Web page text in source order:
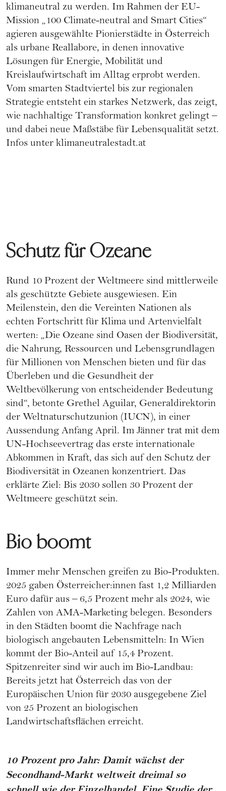
klimaneutral zu werden. Im Rahmen der EU-
Mission „100 Climate-neutral and Smart Cities“
agieren ausgewählte Pionierstädte in Österreich
als urbane Reallabore, in denen innovative
Lösungen für Energie, Mobilität und
Kreislaufwirtschaft im Alltag erprobt werden.
Vom smarten Stadtviertel bis zur regionalen
Strategie entsteht ein starkes Netzwerk, das zeigt,
wie nachhaltige Transformation konkret gelingt –
und dabei neue Maßstäbe für Lebensqualität setzt.
Infos unter klimaneutralestadt.at
Schutz für Ozeane
Rund 10 Prozent der Weltmeere sind mittlerweile
als geschützte Gebiete ausgewiesen. Ein
Meilenstein, den die Vereinten Nationen als
echten Fortschritt für Klima und Artenvielfalt
werten: „Die Ozeane sind Oasen der Biodiversität,
die Nahrung, Ressourcen und Lebensgrundlagen
für Millionen von Menschen bieten und für das
Überleben und die Gesundheit der
Weltbevölkerung von entscheidender Bedeutung
sind“, betonte Grethel Aguilar, Generaldirektorin
der Weltnaturschutzunion (IUCN), in einer
Aussendung Anfang April. Im Jänner trat mit dem
UN-Hochseevertrag das erste internationale
Abkommen in Kraft, das sich auf den Schutz der
Biodiversität in Ozeanen konzentriert. Das
erklärte Ziel: Bis 2030 sollen 30 Prozent der
Weltmeere geschützt sein.
Bio boomt
Immer mehr Menschen greifen zu Bio-Produkten.
2025 gaben Österreicher:innen fast 1,2 Milliarden
Euro dafür aus – 6,5 Prozent mehr als 2024, wie
Zahlen von AMA-Marketing belegen. Besonders
in den Städten boomt die Nachfrage nach
biologisch angebauten Lebensmitteln: In Wien
kommt der Bio-Anteil auf 15,4 Prozent.
Spitzenreiter sind wir auch im Bio-Landbau:
Bereits jetzt hat Österreich das von der
Europäischen Union für 2030 ausgegebene Ziel
von 25 Prozent an biologischen
Landwirtschaftsflächen erreicht.
10 Prozent pro Jahr: Damit wächst der
Secondhand-Markt weltweit dreimal so